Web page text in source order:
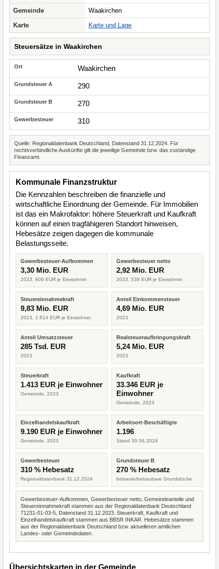
Gemeinde
Waakirchen
Karte
Karte und Lage
Steuersätze in Waakirchen
Waakirchen
290
270
310
Quelle: Regionaldatenbank Deutschland, Datenstand 31.12.2024. Für
rechtsverbindliche Auskünfte gilt die jeweilige Gemeinde bzw. das zuständige
Finanzamt.
Kommunale Finanzstruktur
Die Kennzahlen beschreiben die finanzielle und
wirtschaftliche Einordnung der Gemeinde. Für Immobilien
ist das ein Makrofaktor: höhere Steuerkraft und Kaufkraft
können auf einen tragfähigeren Standort hinweisen,
Hebesätze zeigen dagegen die kommunale
Belastungsseite.
Gewerbesteuer-Aufkommen
3,30 Mio. EUR
2023, 609 EUR je Einwohner
Gewerbesteuer netto
2,92 Mio. EUR
2023, 538 EUR je Einwohner
Steuereinnahmekraft
9,83 Mio. EUR
2023, 1.814 EUR je Einwohner
Anteil Einkommensteuer
4,69 Mio. EUR
2023
Anteil Umsatzsteuer
285 Tsd. EUR
2023
Realsteueraufbringungskraft
5,24 Mio. EUR
2023
Steuerkraft
1.413 EUR je Einwohner
Gemeinde, 2023
Kaufkraft
33.346 EUR je
Einwohner
Gemeinde, 2023
Einzelhandelskaufkraft
9.190 EUR je Einwohner
Gemeinde, 2023
Arbeitsort-Beschäftigte
1.196
Stand 30.06.2024
Gewerbesteuer
310 % Hebesatz
Regionaldatenbank 31.12.2024
Grundsteuer B
270 % Hebesatz
bebaute/bebaubare Grundstücke
Gewerbesteuer-Aufkommen, Gewerbesteuer netto, Gemeindeanteile und
Steuereinnahmekraft stammen aus der Regionaldatenbank Deutschland
71231-01-03-5, Datenstand 31.12.2023. Steuerkraft, Kaufkraft und
Einzelhandelskaufkraft stammen aus BBSR INKAR. Hebesätze stammen
aus der Regionaldatenbank Deutschland bzw. aktuelleren amtlichen
Landes- oder Gemeindedaten.
Übersichtskarten in der Gemeinde